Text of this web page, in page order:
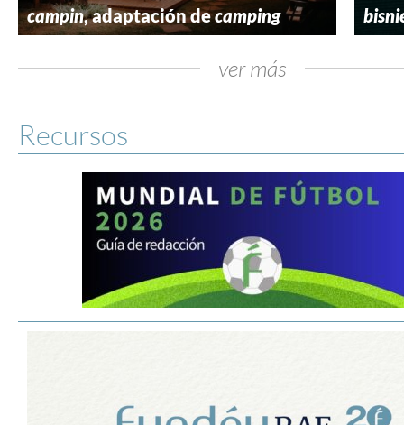
campin, adaptación decamping
ver más
Recursos